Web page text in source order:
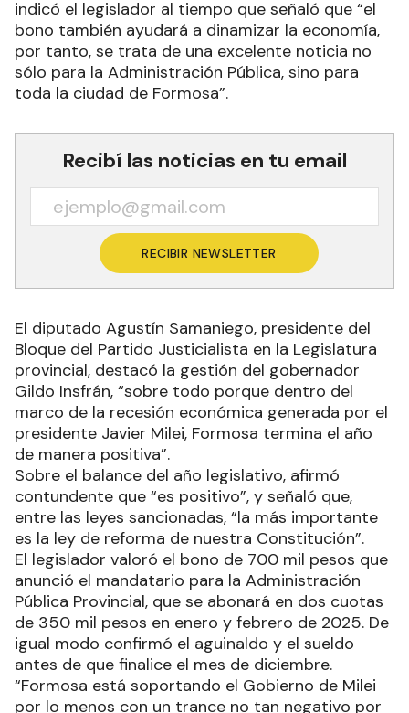
indicó el legislador al tiempo que señaló que “el
bono también ayudará a dinamizar la economía,
por tanto, se trata de una excelente noticia no
sólo para la Administración Pública, sino para
toda la ciudad de Formosa”.
Recibí las noticias en tu email
RECIBIR NEWSLETTER
El diputado Agustín Samaniego, presidente del
Bloque del Partido Justicialista en la Legislatura
provincial, destacó la gestión del gobernador
Gildo Insfrán, “sobre todo porque dentro del
marco de la recesión económica generada por el
presidente Javier Milei, Formosa termina el año
de manera positiva”.
Sobre el balance del año legislativo, afirmó
contundente que “es positivo”, y señaló que,
entre las leyes sancionadas, “la más importante
es la ley de reforma de nuestra Constitución”.
El legislador valoró el bono de 700 mil pesos que
anunció el mandatario para la Administración
Pública Provincial, que se abonará en dos cuotas
de 350 mil pesos en enero y febrero de 2025. De
igual modo confirmó el aguinaldo y el sueldo
antes de que finalice el mes de diciembre.
“Formosa está soportando el Gobierno de Milei
por lo menos con un trance no tan negativo por